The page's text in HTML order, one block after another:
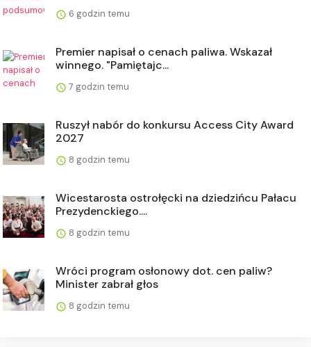
6 godzin temu
Premier napisał o cenach paliwa. Wskazał
winnego. "Pamiętajc...
7 godzin temu
Ruszył nabór do konkursu Access City Award
2027
8 godzin temu
Wicestarosta ostrołęcki na dziedzińcu Pałacu
Prezydenckiego....
8 godzin temu
Wróci program osłonowy dot. cen paliw?
Minister zabrał głos
8 godzin temu